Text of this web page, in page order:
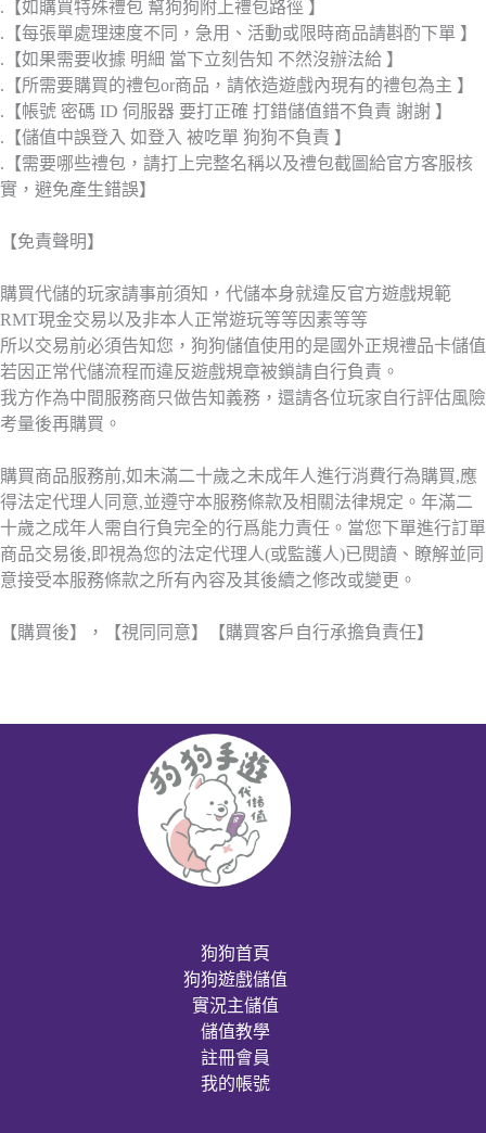
.【如購買特殊禮包 幫狗狗附上禮包路徑 】
.【每張單處理速度不同，急用、活動或限時商品請斟酌下單 】
.【如果需要收據 明細 當下立刻告知 不然沒辦法給 】
.【所需要購買的禮包or商品，請依造遊戲內現有的禮包為主 】
.【帳號 密碼 ID 伺服器 要打正確 打錯儲值錯不負責 謝謝 】
.【儲值中誤登入 如登入 被吃單 狗狗不負責 】
.【需要哪些禮包，請打上完整名稱以及禮包截圖給官方客服核
實，避免產生錯誤】
【免責聲明】
購買代儲的玩家請事前須知，代儲本身就違反官方遊戲規範
RMT現金交易以及非本人正常遊玩等等因素等等
所以交易前必須告知您，狗狗儲值使用的是國外正規禮品卡儲值
若因正常代儲流程而違反遊戲規章被鎖請自行負責。
我方作為中間服務商只做告知義務，還請各位玩家自行評估風險
考量後再購買。
購買商品服務前,如未滿二十歲之未成年人進行消費行為購買,應
得法定代理人同意,並遵守本服務條款及相關法律規定。年滿二
十歲之成年人需自行負完全的行爲能力責任。當您下單進行訂單
商品交易後,即視為您的法定代理人(或監護人)已閱讀、瞭解並同
意接受本服務條款之所有內容及其後續之修改或變更。
【購買後】，【視同同意】【購買客戶自行承擔負責任】
狗狗首頁
狗狗遊戲儲值
實況主儲值
儲值教學
註冊會員
我的帳號